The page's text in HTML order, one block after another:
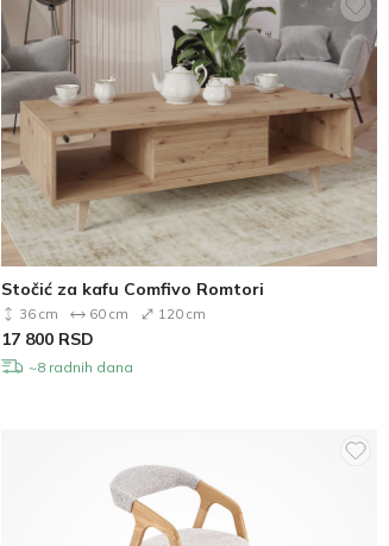
Stočić za kafu Comfivo Romtori
36 cm 60 cm 120 cm
17 800 RSD
~8 radnih dana